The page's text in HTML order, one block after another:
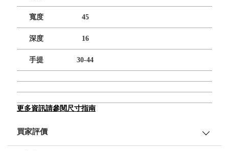
寬度 45
深度 16
手提 30-44
更多資訊請參閱尺寸指南
買家評價